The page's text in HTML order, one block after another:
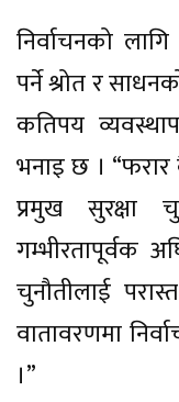
निर्वाचनको
पर्ने श्रोत र
कतिपय
भनाइ छ । “फरार
प्रमुख सुरक्षा
गम्भीरतापूर्वक
चुनौतीलाई
वातावरणमा
।”